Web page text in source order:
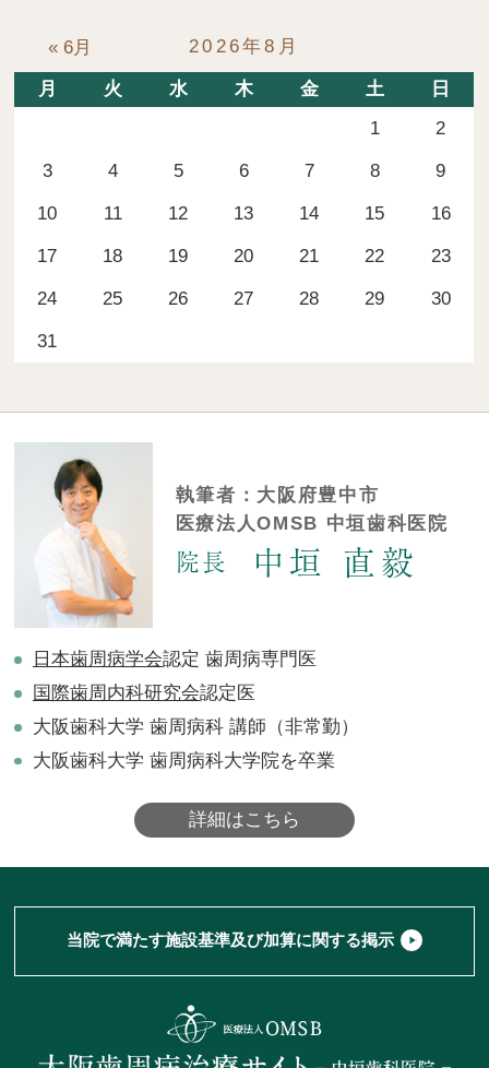
2026年8月
月 火 水 木 金 土 日
« 6月
1 2
3 4 5 6 7 8 9
10 11 12 13 14 15 16
17 18 19 20 21 22 23
24 25 26 27 28 29 30
31
執筆者：大阪府豊中市
医療法人OMSB 中垣歯科医院
院長 中垣 直毅
日本歯周病学会認定 歯周病専門医
国際歯周内科研究会認定医
大阪歯科大学 歯周病科 講師（非常勤）
大阪歯科大学 歯周病科大学院を卒業
詳細はこちら
当院で満たす施設基準及び加算に関する掲示